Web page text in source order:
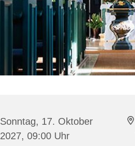
Sonntag, 17. Oktober
2027, 09:00 Uhr